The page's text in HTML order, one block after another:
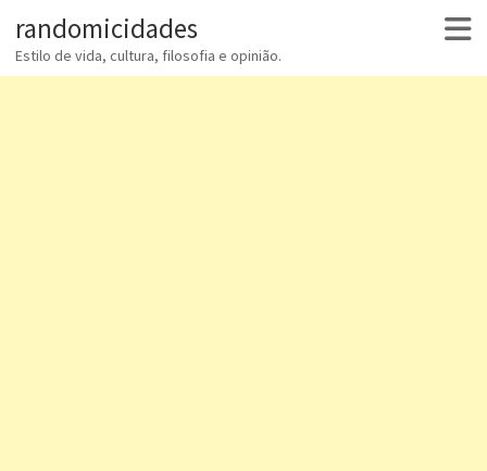
randomicidades
Estilo de vida, cultura, filosofia e opinião.